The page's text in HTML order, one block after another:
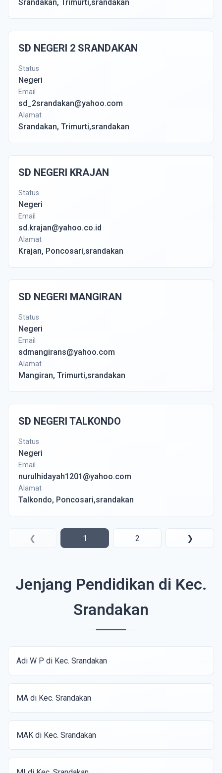
Srandakan, Trimurti,srandakan
SD NEGERI 2 SRANDAKAN
Status
Negeri
Email
sd_2srandakan@yahoo.com
Alamat
Srandakan, Trimurti,srandakan
SD NEGERI KRAJAN
Status
Negeri
Email
sd.krajan@yahoo.co.id
Alamat
Krajan, Poncosari,srandakan
SD NEGERI MANGIRAN
Status
Negeri
Email
sdmangirans@yahoo.com
Alamat
Mangiran, Trimurti,srandakan
SD NEGERI TALKONDO
Status
Negeri
Email
nurulhidayah1201@yahoo.com
Alamat
Talkondo, Poncosari,srandakan
❮ 1 2 ❯
Jenjang Pendidikan di Kec.
Srandakan
Adi W P di Kec. Srandakan
MA di Kec. Srandakan
MAK di Kec. Srandakan